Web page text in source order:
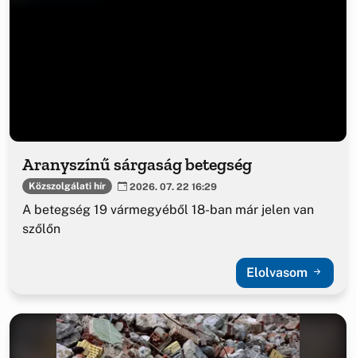
Aranyszínű sárgaság betegség
Közszolgálati hír 2026. 07. 22 16:29
A betegség 19 vármegyéből 18-ban már jelen van
szőlőn
Elolvasom